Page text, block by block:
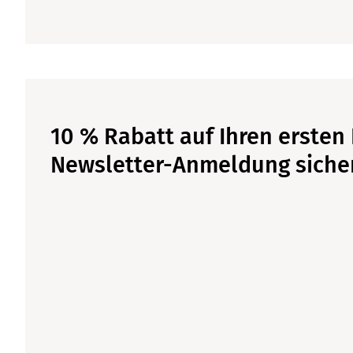
10 % Rabatt auf Ihren
Newsletter-Anmeldung